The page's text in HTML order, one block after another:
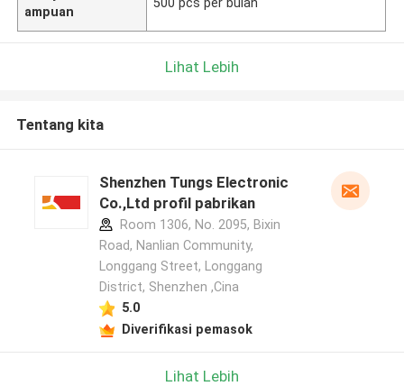
ampuan
Lihat Lebih
Tentang kita
Shenzhen Tungs Electronic
Co.,Ltd profil pabrikan
Room 1306, No. 2095, Bixin
Road, Nanlian Community,
Longgang Street, Longgang
District, Shenzhen ,Cina
5.0
Diverifikasi pemasok
Lihat Lebih